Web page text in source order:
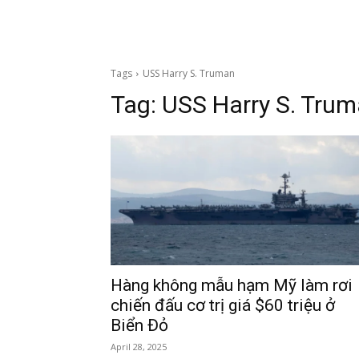
Tags USS Harry S. Truman
Tag: USS Harry S.
Hàng không mẫu hạm Mỹ làm rơi
chiến đấu cơ trị giá $60 triệu ở
Biển Đỏ
April 28, 2025